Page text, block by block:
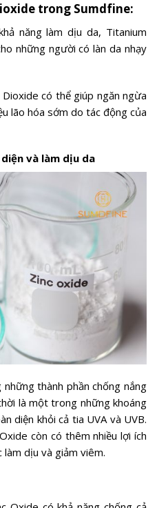
trong Sumdfine:
năng làm dịu da, Titanium
những người có làn da nhạy
có thể giúp ngăn ngừa
lão hóa sớm do tác động của
và làm dịu da
thành phần chống nắng
là một trong những khoáng
diện khỏi cả tia UVA và UVB.
còn có thêm nhiều lợi ích
dịu và giảm viêm.